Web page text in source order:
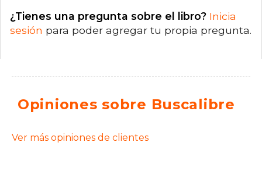
¿Tienes una pregunta sobre el libro? Inicia
sesión para poder agregar tu propia pregunta.
Opiniones sobre Buscalibre
Ver más opiniones de clientes